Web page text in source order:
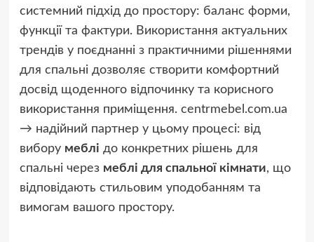
системний підхід до простору: баланс форми,
функції та фактури. Використання актуальних
трендів у поєднанні з практичними рішеннями
для спальні дозволяє створити комфортний
досвід щоденного відпочинку та корисного
використання приміщення. centrmebel.com.ua
→ надійний партнер у цьому процесі: від
вибору меблі до конкретних рішень для
спальні через меблі для спальної кімнати, що
відповідають стильовим уподобанням та
вимогам вашого простору.